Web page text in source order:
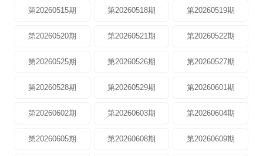
第20260515期 第20260518期 第20260519期
第20260520期 第20260521期 第20260522期
第20260525期 第20260526期 第20260527期
第20260528期 第20260529期 第20260601期
第20260602期 第20260603期 第20260604期
第20260605期 第20260608期 第20260609期